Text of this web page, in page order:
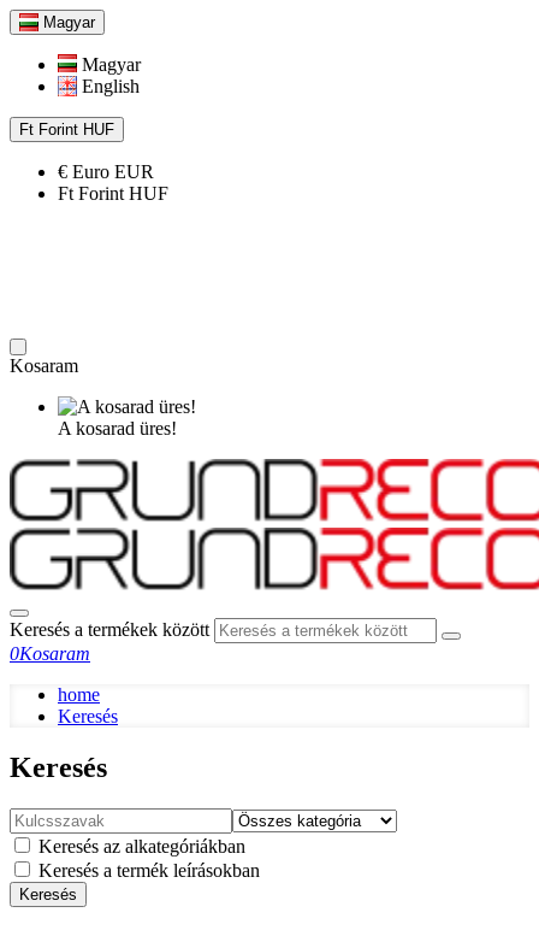
Magyar
Magyar
English
Ft Forint HUF
€ Euro EUR
Ft Forint HUF
Kosaram
A kosarad üres!
Keresés a termékek között
0Kosaram
home
Keresés
Keresés
Keresés az alkategóriákban
Keresés a termék leírásokban
Keresés